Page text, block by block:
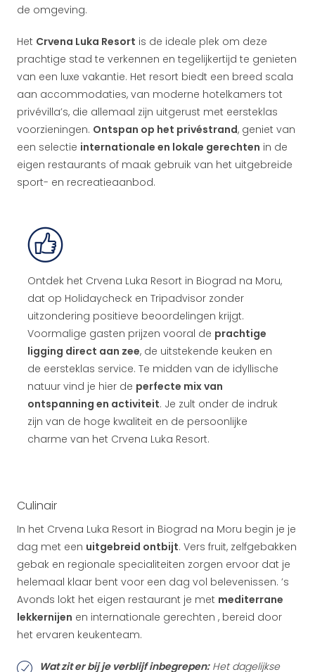
de omgeving.
Het Crvena Luka Resort is de ideale plek om deze
prachtige stad te verkennen en tegelijkertijd te genieten
van een luxe vakantie. Het resort biedt een breed scala
aan accommodaties, van moderne hotelkamers tot
privévilla’s, die allemaal zijn uitgerust met eersteklas
voorzieningen. Ontspan op het privéstrand, geniet van
een selectie internationale en lokale gerechten in de
eigen restaurants of maak gebruik van het uitgebreide
sport- en recreatieaanbod.
Ontdek het Crvena Luka Resort in Biograd na Moru,
dat op Holidaycheck en Tripadvisor zonder
uitzondering positieve beoordelingen krijgt.
Voormalige gasten prijzen vooral de prachtige
ligging direct aan zee, de uitstekende keuken en
de eersteklas service. Te midden van de idyllische
natuur vind je hier de perfecte mix van
ontspanning en activiteit. Je zult onder de indruk
zijn van de hoge kwaliteit en de persoonlijke
charme van het Crvena Luka Resort.
Culinair
In het Crvena Luka Resort in Biograd na Moru begin je je
dag met een uitgebreid ontbijt. Vers fruit, zelfgebakken
gebak en regionale specialiteiten zorgen ervoor dat je
helemaal klaar bent voor een dag vol belevenissen. ’s
Avonds lokt het eigen restaurant je met mediterrane
lekkernijen en internationale gerechten , bereid door
het ervaren keukenteam.
Wat zit er bij je verblijf inbegrepen:Het dagelijkse